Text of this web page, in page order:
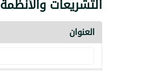
التشريعات والأنظمة
العنوان